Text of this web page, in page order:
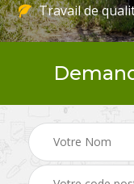
Travail de